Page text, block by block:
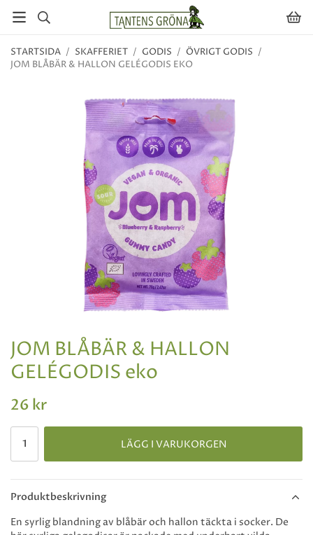
STARTSIDA / SKAFFERIET / GODIS / ÖVRIGT GODIS /
JOM BLÅBÄR & HALLON GELÉGODIS EKO
JOM BLÅBÄR & HALLON
GELÉGODIS eko
26 kr
LÄGG I VARUKORGEN
Produktbeskrivning
En syrlig blandning av blåbär och hallon täckta i socker. De